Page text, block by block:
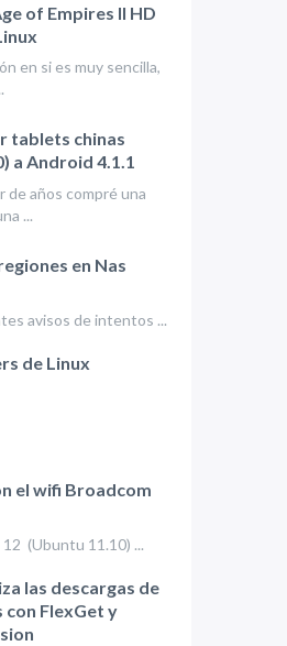
of Empires II HD
en si es muy sencilla,
tablets chinas
a Android 4.1.1
de años compré una
...
en Nas
avisos de intentos ...
de Linux
el wifi Broadcom
(Ubuntu 11.10) ...
las descargas de
con FlexGet y